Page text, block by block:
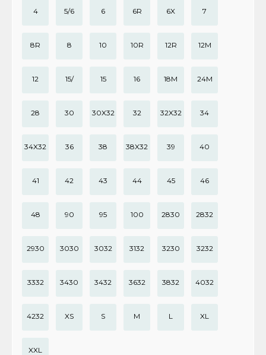
4 5/6 6 6R 6X 7
8R 8 10 10R 12R 12M
12 15/ 15 16 18M 24M
28 30 30X32 32 32X32 34
34X32 36 38 38X32 39 40
41 42 43 44 45 46
48 90 95 100 2830 2832
2930 3030 3032 3132 3230 3232
3332 3430 3432 3632 3832 4032
4232 XS S M L XL
XXL